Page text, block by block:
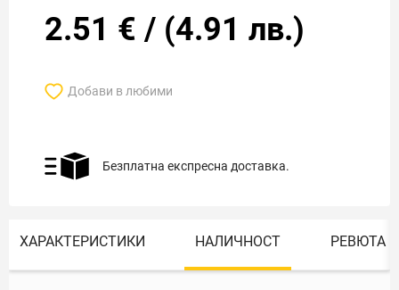
2.51 € / (4.91 лв.)
Добави в любими
Безплатна експресна доставка.
ХАРАКТЕРИСТИКИ НАЛИЧНОСТ РЕВЮТА